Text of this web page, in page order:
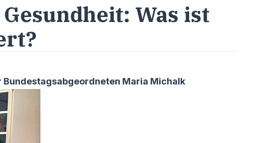
Was ist
Maria Michalk